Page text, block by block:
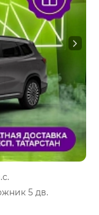
5 дв.